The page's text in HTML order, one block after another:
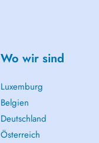
Wo wir sind
Luxemburg
Belgien
Deutschland
Österreich